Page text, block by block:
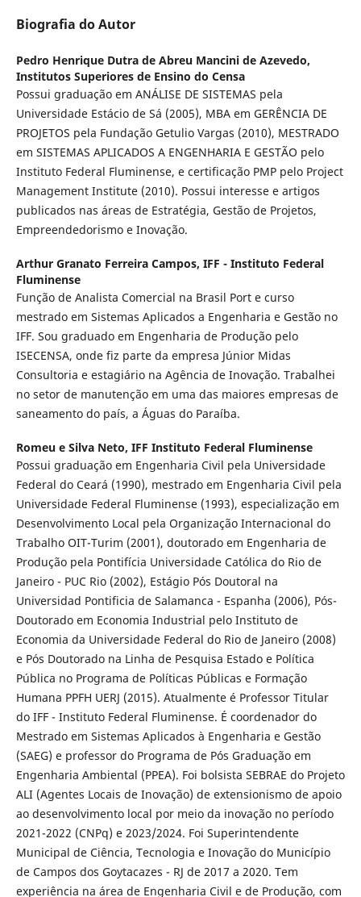
Biografia do Autor
Pedro Henrique Dutra de Abreu Mancini de Azevedo,
Institutos Superiores de Ensino do Censa
Possui graduação em ANÁLISE DE SISTEMAS pela
Universidade Estácio de Sá (2005), MBA em GERÊNCIA DE
PROJETOS pela Fundação Getulio Vargas (2010), MESTRADO
em SISTEMAS APLICADOS A ENGENHARIA E GESTÃO pelo
Instituto Federal Fluminense, e certificação PMP pelo Project
Management Institute (2010). Possui interesse e artigos
publicados nas áreas de Estratégia, Gestão de Projetos,
Empreendedorismo e Inovação.
Arthur Granato Ferreira Campos, IFF - Instituto Federal
Fluminense
Função de Analista Comercial na Brasil Port e curso
mestrado em Sistemas Aplicados a Engenharia e Gestão no
IFF. Sou graduado em Engenharia de Produção pelo
ISECENSA, onde fiz parte da empresa Júnior Midas
Consultoria e estagiário na Agência de Inovação. Trabalhei
no setor de manutenção em uma das maiores empresas de
saneamento do país, a Águas do Paraíba.
Romeu e Silva Neto, IFF Instituto Federal Fluminense
Possui graduação em Engenharia Civil pela Universidade
Federal do Ceará (1990), mestrado em Engenharia Civil pela
Universidade Federal Fluminense (1993), especialização em
Desenvolvimento Local pela Organização Internacional do
Trabalho OIT-Turim (2001), doutorado em Engenharia de
Produção pela Pontifícia Universidade Católica do Rio de
Janeiro - PUC Rio (2002), Estágio Pós Doutoral na
Universidad Pontificia de Salamanca - Espanha (2006), Pós-
Doutorado em Economia Industrial pelo Instituto de
Economia da Universidade Federal do Rio de Janeiro (2008)
e Pós Doutorado na Linha de Pesquisa Estado e Política
Pública no Programa de Políticas Públicas e Formação
Humana PPFH UERJ (2015). Atualmente é Professor Titular
do IFF - Instituto Federal Fluminense. É coordenador do
Mestrado em Sistemas Aplicados à Engenharia e Gestão
(SAEG) e professor do Programa de Pós Graduação em
Engenharia Ambiental (PPEA). Foi bolsista SEBRAE do Projeto
ALI (Agentes Locais de Inovação) de extensionismo de apoio
ao desenvolvimento local por meio da inovação no período
2021-2022 (CNPq) e 2023/2024. Foi Superintendente
Municipal de Ciência, Tecnologia e Inovação do Município
de Campos dos Goytacazes - RJ de 2017 a 2020. Tem
experiência na área de Engenharia Civil e de Produção, com